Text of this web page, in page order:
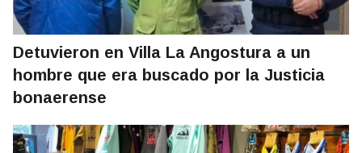
Detuvieron en Villa La Angostura a un
hombre que era buscado por la Justicia
bonaerense